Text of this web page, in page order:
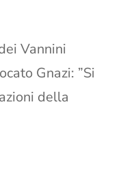
Vannini
Gnazi: ”Si
della